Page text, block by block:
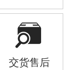
交货售后